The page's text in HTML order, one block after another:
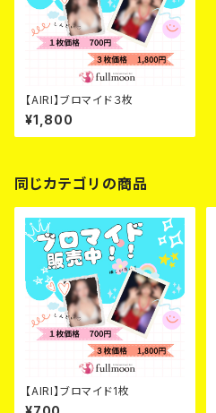
【AIRI】ブロマイド３枚
¥1,800
同じカテゴリの商品
【AIRI】ブロマイド1枚